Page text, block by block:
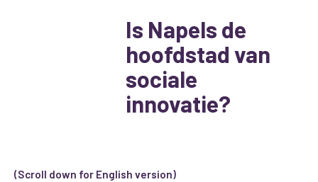
Is Napels de
hoofdstad van
sociale
innovatie?
(Scroll down for English version)